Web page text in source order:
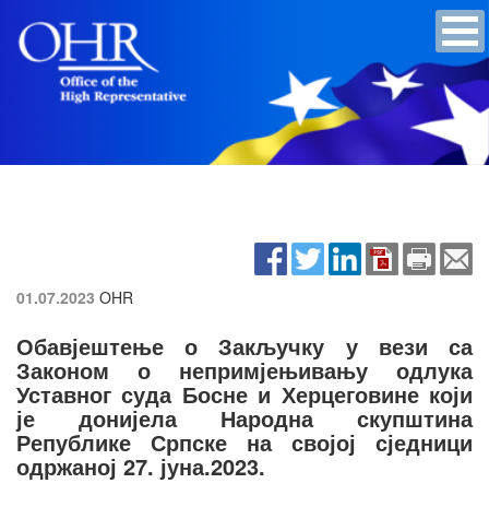
01.07.2023 OHR
Обавјештење о Закључку у вези са
Законом о непримјењивању одлука
Уставног суда Босне и Херцеговине који
је донијела Народна скупштина
Републике Српске на својој сједници
одржаној 27. јуна.2023.